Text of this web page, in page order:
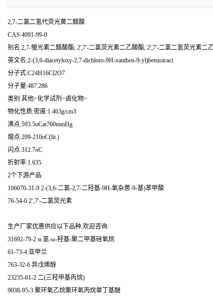
2,7-二氯二氢代荧光黄二醋酸
CAS:4091-99-0
别名:2,7-螢光素二醋酸酯; 2',7'-二氯荧光素二乙酸酯; 2',7'-二氯二氢荧光素二
英文名:2-(3,6-diacetyloxy-2,7-dichloro-9H-xanthen-9-yl)benzoicaci
分子式:C24H16Cl2O7
分子量:487.286
类别:其他>化学试剂>卤化物>
物化性质:密度:1.463g/cm3
沸点:593.5oCat760mmHg
熔点:209-210oC(lit.)
闪点:312.7oC
折射率:1.635
2个下游产品
106070-31-9 2-(3,6-二氯-2,7-二羟基-9H-氧杂蒽-9-基)苯甲酸
76-54-0 2′,7′-二氯荧光素
生产厂家优惠供应以下品种,欢迎咨询:
31692-79-2 α-氢-ω-羟基-聚二甲基硅氧烷
61-73-4 亚甲兰
763-32-6 异戊烯醇
23235-61-2 二(三羟甲基丙烷)
9038-95-3 聚环氧乙烷聚环氧丙烷单丁基醚